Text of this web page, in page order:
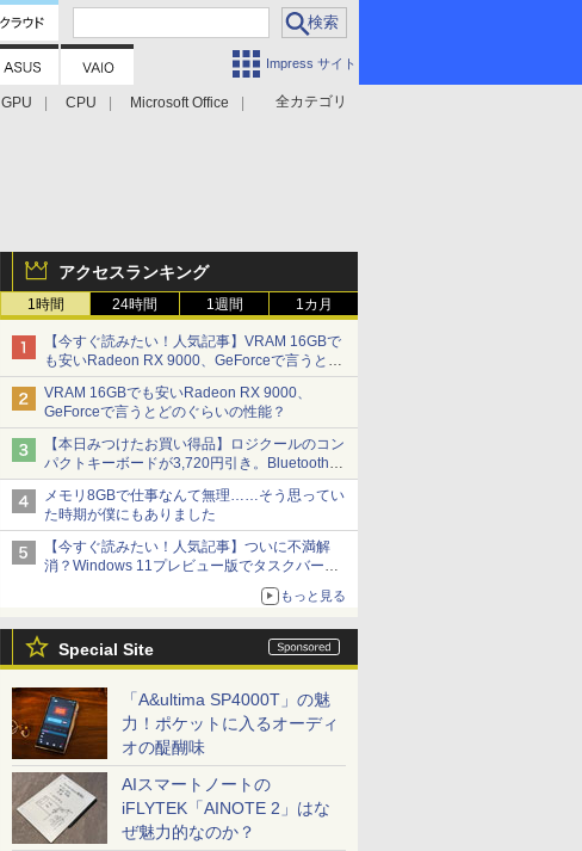
Impress サイト
全カテゴリ
GPU CPU Microsoft Office
アクセスランキング
1時間 24時間 1週間 1カ月
【今すぐ読みたい！人気記事】VRAM 16GBで
も安いRadeon RX 9000、GeForceで言うとど
のぐらいの性能？ - PC Watch
VRAM 16GBでも安いRadeon RX 9000、
GeForceで言うとどのぐらいの性能？
【本日みつけたお買い得品】ロジクールのコン
パクトキーボードが3,720円引き。Bluetoothで3
台接続対応
メモリ8GBで仕事なんて無理……そう思ってい
た時期が僕にもありました
【今すぐ読みたい！人気記事】ついに不満解
消？Windows 11プレビュー版でタスクバーの
もっと見る
Special Site
「A&ultima SP4000T」の魅
力！ポケットに入るオーディ
オの醍醐味
AIスマートノートの
iFLYTEK「AINOTE 2」はな
ぜ魅力的なのか？